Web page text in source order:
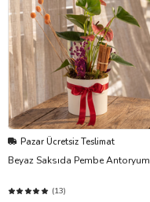
Pazar Ücretsiz Teslimat
Beyaz Saksıda Pembe Antoryum
(13)